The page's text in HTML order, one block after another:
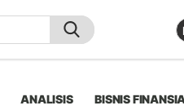
ANALISIS BISNIS